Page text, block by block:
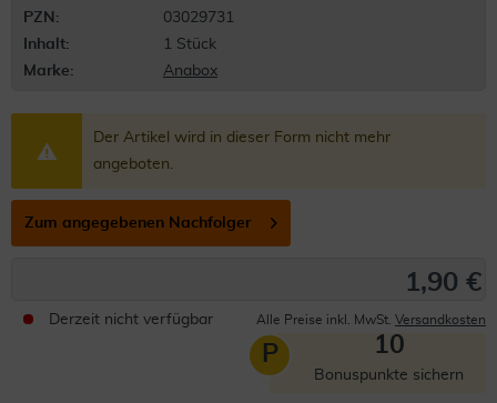
PZN:
03029731
Inhalt:
1 Stück
Marke:
Anabox
Der Artikel wird in dieser Form nicht mehr
angeboten.
Zum angegebenen Nachfolger
1,90 €
Derzeit nicht verfügbar Alle Preise inkl. MwSt. Versandkosten
P 10
Bonuspunkte sichern